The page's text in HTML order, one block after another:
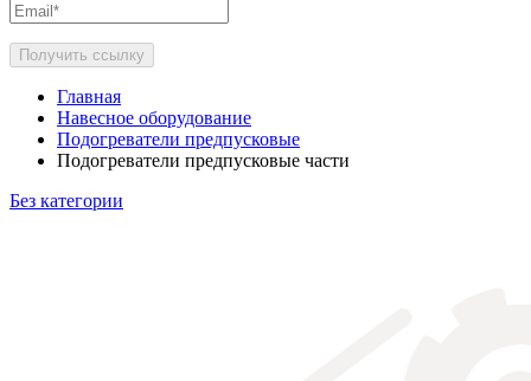
Получить ссылку
Главная
Навесное оборудование
Подогреватели предпусковые
Подогреватели предпусковые части
Без категории